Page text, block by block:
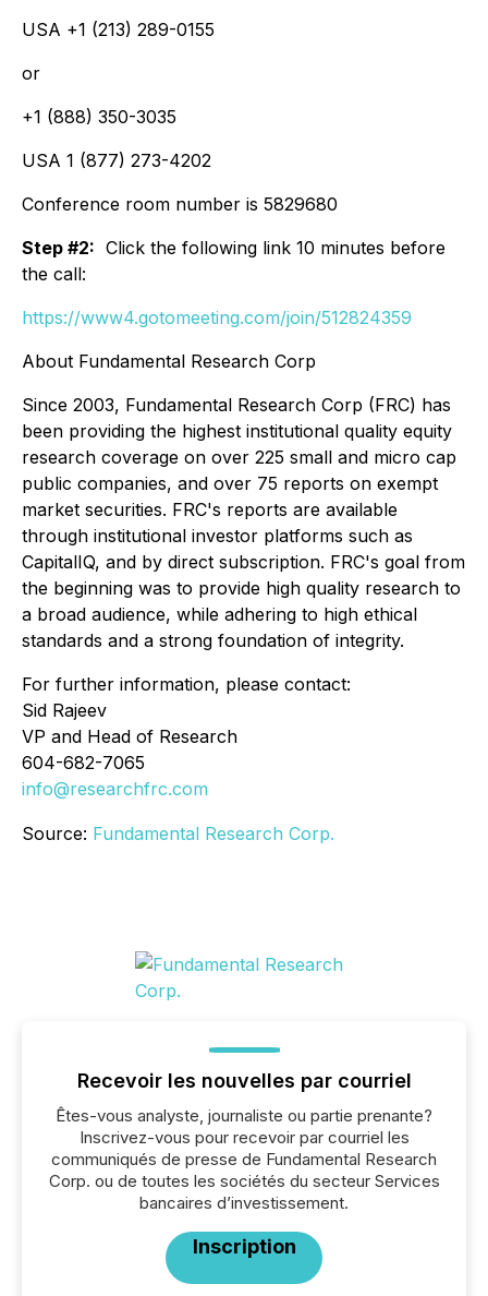
USA +1 (213) 289-0155
or
+1 (888) 350-3035
USA 1 (877) 273-4202
Conference room number is 5829680
Step #2: Click the following link 10 minutes before
the call:
https://www4.gotomeeting.com/join/512824359
About Fundamental Research Corp
Since 2003, Fundamental Research Corp (FRC) has
been providing the highest institutional quality equity
research coverage on over 225 small and micro cap
public companies, and over 75 reports on exempt
market securities. FRC's reports are available
through institutional investor platforms such as
CapitalIQ, and by direct subscription. FRC's goal from
the beginning was to provide high quality research to
a broad audience, while adhering to high ethical
standards and a strong foundation of integrity.
For further information, please contact:
Sid Rajeev
VP and Head of Research
604-682-7065
info@researchfrc.com
Source: Fundamental Research Corp.
Recevoir les nouvelles par courriel
Êtes-vous analyste, journaliste ou partie prenante?
Inscrivez-vous pour recevoir par courriel les
communiqués de presse de Fundamental Research
Corp. ou de toutes les sociétés du secteur Services
bancaires d’investissement.
Inscription